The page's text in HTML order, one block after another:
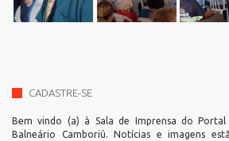
CADASTRE-SE
Bem vindo (a) à Sala de Imprensa do
Balneário Camboriú. Notícias e imagens